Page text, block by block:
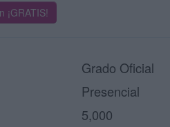
¡GRATIS!
Grado Oficial
Presencial
5,000